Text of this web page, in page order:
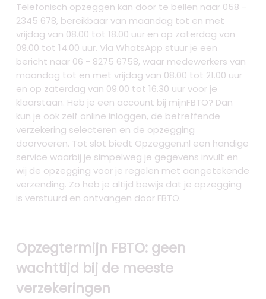
Telefonisch opzeggen kan door te bellen naar 058 -
2345 678, bereikbaar van maandag tot en met
vrijdag van 08.00 tot 18.00 uur en op zaterdag van
09.00 tot 14.00 uur. Via WhatsApp stuur je een
bericht naar 06 - 8275 6758, waar medewerkers van
maandag tot en met vrijdag van 08.00 tot 21.00 uur
en op zaterdag van 09.00 tot 16.30 uur voor je
klaarstaan. Heb je een account bij mijnFBTO? Dan
kun je ook zelf online inloggen, de betreffende
verzekering selecteren en de opzegging
doorvoeren. Tot slot biedt Opzeggen.nl een handige
service waarbij je simpelweg je gegevens invult en
wij de opzegging voor je regelen met aangetekende
verzending. Zo heb je altijd bewijs dat je opzegging
is verstuurd en ontvangen door FBTO.
Opzegtermijn FBTO: geen
wachttijd bij de meeste
verzekeringen